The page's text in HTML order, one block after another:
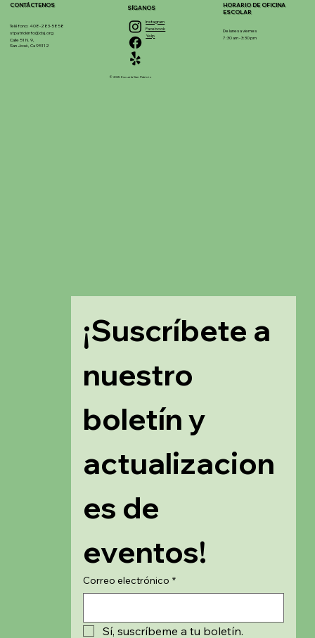
CONTÁCTENOS
Teléfono: 408-283-5858
stpatrickinfo@dsj.org
Calle 51 N. 9,
San José, Ca 95112
¡Suscríbete a
nuestro
boletín y
actualizacion
es de
eventos!
Correo electrónico *
Sí, suscríbeme a tu boletín.
Instagram
Facebook
Yelp
SÍGANOS
© 2025 Escuela San Patricio
HORARIO DE OFICINA
ESCOLAR
De lunes a viernes
7:30 am - 3:30 pm